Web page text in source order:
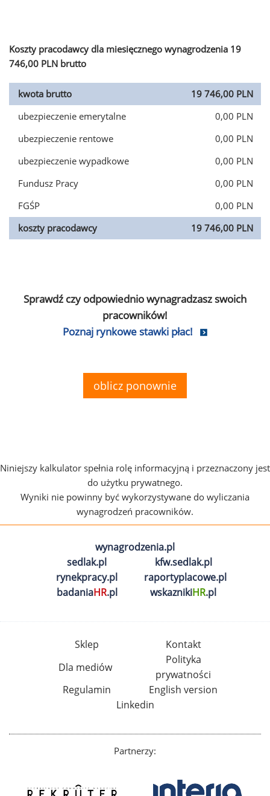
Koszty pracodawcy dla miesięcznego wynagrodzenia 19
746,00 PLN brutto
kwota brutto
19 746,00 PLN
ubezpieczenie emerytalne
0,00 PLN
ubezpieczenie rentowe
0,00 PLN
ubezpieczenie wypadkowe
0,00 PLN
Fundusz Pracy
0,00 PLN
FGŚP
0,00 PLN
koszty pracodawcy
19 746,00 PLN
Sprawdź czy odpowiednio wynagradzasz swoich
pracowników!
Poznaj rynkowe stawki płac!
oblicz ponownie
Niniejszy kalkulator spełnia rolę informacyjną i przeznaczony jest
do użytku prywatnego.
Wyniki nie powinny być wykorzystywane do wyliczania
wynagrodzeń pracowników.
wynagrodzenia.pl
sedlak.pl
kfw.sedlak.pl
rynekpracy.pl
raportyplacowe.pl
badaniaHR.pl wskaznikiHR.pl
Sklep
Kontakt
Dla mediów
Polityka
prywatności
Regulamin
English version
Linkedin
Partnerzy: